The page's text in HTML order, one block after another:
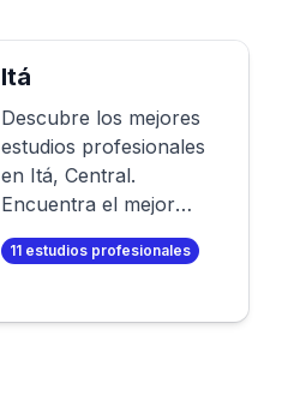
minutos!
Itá
Descubre los mejores
estudios profesionales
en Itá, Central.
Encuentra el mejor
fotógrafo para tu sesión
de fotos profesional. O
propias fotos
11 estudios profesionales